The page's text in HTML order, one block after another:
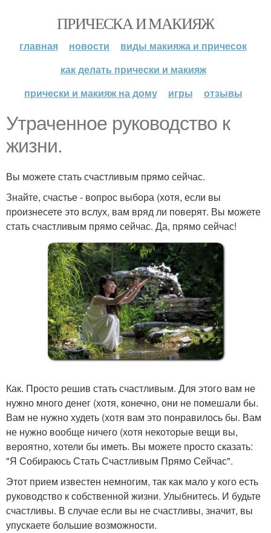
ПРИЧЕСКА И МАКИЯЖ
главная новости
виды макияжа и причесок
как делать прически и макияж
прически и макияж на дому
игры отзывы
Утраченное руководство к
жизни.
Вы можете стать счастливым прямо сейчас.
Знайте, счастье - вопрос выбора (хотя, если вы
произнесете это вслух, вам вряд ли поверят. Вы можете
стать счастливым прямо сейчас. Да, прямо сейчас!
Как. Просто решив стать счастливым. Для этого вам не
нужно много денег (хотя, конечно, они не помешали бы.
Вам не нужно худеть (хотя вам это понравилось бы. Вам
не нужно вообще ничего (хотя некоторые вещи вы,
вероятно, хотели бы иметь. Вы можете просто сказать:
"Я Собираюсь Стать Счастливым Прямо Сейчас".
Этот прием известен немногим, так как мало у кого есть
руководство к собственной жизни. Улыбнитесь. И будьте
счастливы. В случае если вы не счастливы, значит, вы
упускаете большие возможности.